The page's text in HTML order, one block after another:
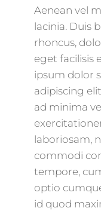
Aenean vel
lacinia. Duis
rhoncus,
eget facilisis
ipsum dolor
adipiscing
ad minima
laboriosam,
commodi
tempore,
optio
id quod